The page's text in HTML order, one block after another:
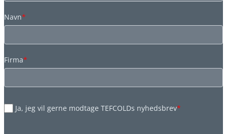
Navn*
Firma*
Ja, jeg vil gerne modtage TEFCOLDs nyhedsbrev*